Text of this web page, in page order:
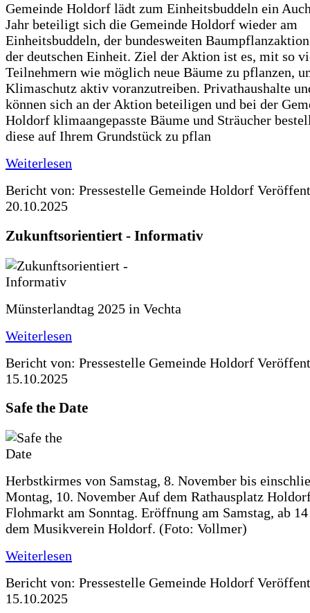
Gemeinde Holdorf lädt zum Einheitsbuddeln ein
Jahr beteiligt sich die Gemeinde Holdorf wieder am
Einheitsbuddeln, der bundesweiten
der deutschen Einheit. Ziel der Aktion ist es, mit so
Teilnehmern wie möglich neue Bäume zu pflanzen,
Klimaschutz aktiv voranzutreiben. Privathaushalte
können sich an der Aktion beteiligen und bei der
Holdorf klimaangepasste Bäume und Sträucher
diese auf Ihrem Grundstück zu pflan
Weiterlesen
Bericht von: Pressestelle Gemeinde Holdorf
20.10.2025
Zukunftsorientiert - Informativ
Münsterlandtag 2025 in Vechta
Weiterlesen
Bericht von: Pressestelle Gemeinde Holdorf
15.10.2025
Safe the Date
Herbstkirmes von Samstag, 8. November bis
Montag, 10. November Auf dem Rathausplatz
Flohmarkt am Sonntag. Eröffnung am Samstag, ab
dem Musikverein Holdorf. (Foto: Vollmer)
Weiterlesen
Bericht von: Pressestelle Gemeinde Holdorf
15.10.2025